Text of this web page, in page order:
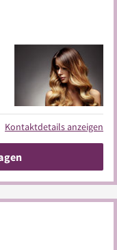
Kontaktdetails anzeigen